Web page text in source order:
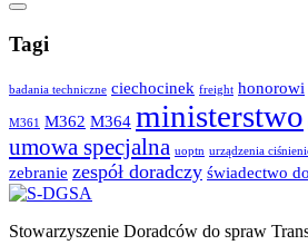
Tagi
badania techniczne ciechocinek freight honorowi
M361 M362 M364 ministerstwo
umowa specjalna uoptn urządzenia
zebranie zespół doradczy świadectwo
Stowarzyszenie Doradców do spraw